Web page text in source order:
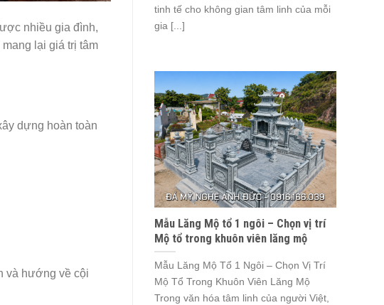
nhiều gia đình,
lại giá trị tâm
dựng hoàn toàn
và hướng về cội
tinh tế cho không gian tâm linh của mỗi
gia [...]
Mẫu Lăng Mộ tổ 1 ngôi – Chọn vị trí
Mộ tổ trong khuôn viên lăng mộ
Mẫu Lăng Mộ Tổ 1 Ngôi – Chọn Vị Trí
Mộ Tổ Trong Khuôn Viên Lăng Mộ
Trong văn hóa tâm linh của người Việt,